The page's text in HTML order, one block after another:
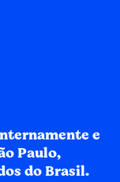
e
Paulo,
do Brasil.